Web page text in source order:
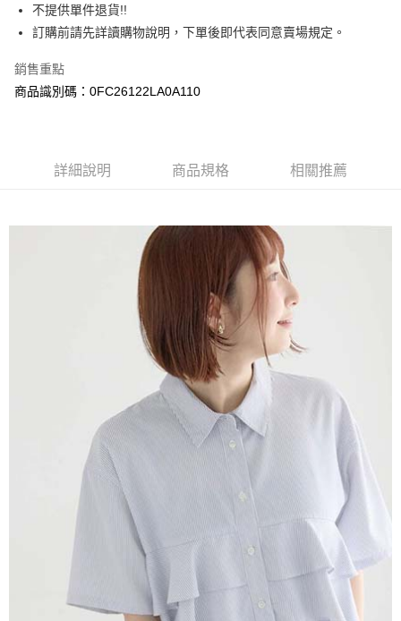
元大商業銀行
玉山商業銀行
星展（台灣）商業銀行
台灣樂天信用卡公司
悠遊付
大哥付你分期
相關說明
流程，驗證手機門號後，選擇欲分期的期數、繳款截止日，確認付款後即完
消。如遇「轉專審核」未通過狀況，表示未達大哥付你分期系統評分，恕無
1.分期款項不併入電信帳單，「大哥付你分期」於每月結算日後寄送繳費提
2.透過簡訊連結打開帳單後，可選擇「超商條碼／台灣大直營門市／銀行轉
帳／街口支付／iPASS MONEY」等通路繳費。
1.本服務係由「台灣大哥大股份有限公司」（以下簡稱本公司）所提供，讓
用戶於交易時，得透過本服務購買商品或服務，並由商店將買賣／分期付款
買賣價金債權讓與本公司後，依約使用本公司帳單繳交帳款。
2.基於同意付款使用「大哥付你分期」之契約關係目的，商店將以您的個人
資料（包含姓名、電話或地址）提供予台灣大哥大進項蒐集、處理及利用，
由本公司與您本人進行分期帳單所需資料之確認、核對及更正。
3.完整用戶服務條款，請詳閱以下連結：
【關於「AFTEE先享後付」】
１．簡單：不需註冊會員、不需綁卡、不需儲值。
２．便利：只要手機號碼，簡訊認證，即可結帳。
３．安心：先確認商品／服務後，再付款。
１．於結帳方式選擇「AFTEE先享後付」後，將跳轉至「AFTEE先享後付」
結帳頁面，進行簡訊認證並確認金額後，即可完成結帳。
２．訂單成立數日內，您將收到繳費通知簡訊。
３．收到繳費通知簡訊後14天內，點擊此簡訊中的連結，可透過四大超商／
ATM／網路銀行／等多元方式進行付款，方視為交易完成。
※ 請注意：結帳手續完成當下不需立刻繳費，但若您需要取消訂單，請聯絡
購買商品的店家。未經商家同意取消之訂單仍視為有效，需透過AFTEE先享
後付繳納相關費用。
※ 交易是否成功請以「AFTEE先享後付 」之結帳頁面顯示為準，若有關於
是否繳費成功／繳費後需取消欲退款等相關疑問，請聯繫「AFTEE先享後付
客戶支援中心」
https://netprotections.freshdesk.com/support/home
【注意事項】
１．透過由恩沛科技股份有限公司提供之「AFTEE先享後付」服務完成之交
易，需依本服務之必要範圍內提供個人資料，並將交易相關給付款項請求債
權轉讓予恩沛科技股份有限公司。
２．關於個人資料處理事宜，請瀏覽以下網址：
３．未成年的使用者請事先徵得法定代理人或監護人之同意方可使用
「AFTEE先享後付」，若未經同意申辦者引起之損失，本公司不負相關責
每筆NT$60，滿NT$388(含以上)免運費
每筆NT$60，滿NT$388(含以上)免運費
每筆NT$60，滿NT$888(含以上)免運費
每筆NT$60，滿NT$888(含以上)免運費
7-11取貨付款
每筆NT$60，滿NT$888(含以上)免運費
每筆NT$60，滿NT$888(含以上)免運費
不提供單件退貨!!
訂購前請先詳讀購物說明，下單後即代表同意賣場規定。
銷售重點
商品識別碼：0FC26122LA0A110
詳細說明 商品規格 相關推薦